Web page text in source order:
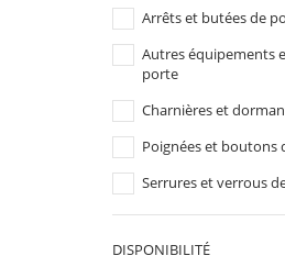
Arrêts et butées de
Autres équipements
porte
Charnières et
Poignées et boutons
Serrures et verrous
DISPONIBILITÉ